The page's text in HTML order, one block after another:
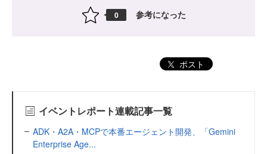
0 参考になった
ポスト
イベントレポート連載記事一覧
ADK・A2A・MCPで本番エージェント開発、「Gemini
Enterprise Age...